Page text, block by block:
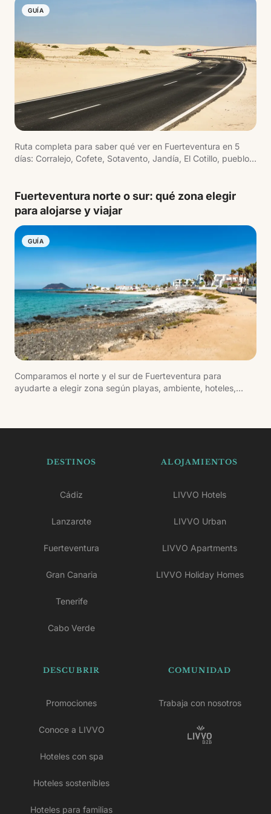
GUÍA
Ruta completa para saber qué ver en Fuerteventura en 5
días: Corralejo, Cofete, Sotavento, Jandía, El Cotillo, pueblos
Fuerteventura norte o sur: qué zona elegir
para alojarse y viajar
GUÍA
Comparamos el norte y el sur de Fuerteventura para
ayudarte a elegir zona según playas, ambiente, hoteles,
DESTINOS
Cádiz
Lanzarote
Fuerteventura
Gran Canaria
Tenerife
Cabo Verde
ALOJAMIENTOS
LIVVO Hotels
LIVVO Urban
LIVVO Apartments
LIVVO Holiday Homes
DESCUBRIR
Promociones
Conoce a LIVVO
Hoteles con spa
Hoteles sostenibles
Hoteles para familias
COMUNIDAD
Trabaja con nosotros